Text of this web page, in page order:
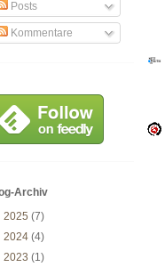
Posts
Kommentare
Archiv
2025 (7)
2024 (4)
2023 (1)